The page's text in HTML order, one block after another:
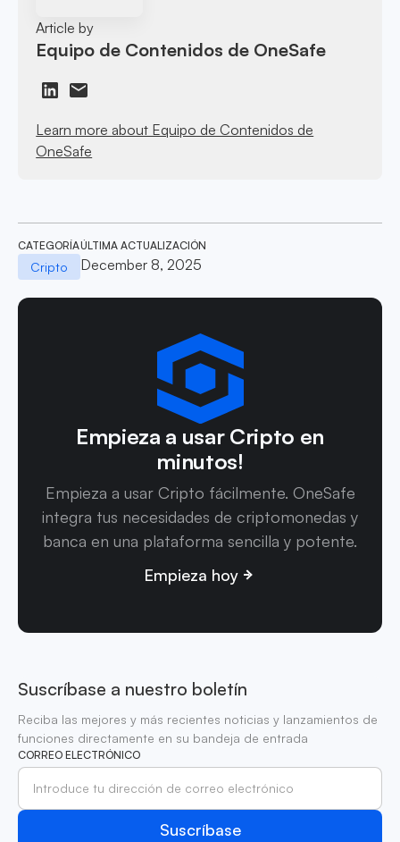
Article by
Equipo de Contenidos de OneSafe
Learn more about Equipo de Contenidos de
OneSafe
CATEGORÍA
Cripto
ÚLTIMA ACTUALIZACIÓN
December 8, 2025
Empieza a usar Cripto en
minutos!
Empieza a usar Cripto fácilmente. OneSafe
integra tus necesidades de criptomonedas y
banca en una plataforma sencilla y potente.
Empieza hoy
Suscríbase a nuestro boletín
Reciba las mejores y más recientes noticias y lanzamientos de
funciones directamente en su bandeja de entrada
CORREO ELECTRÓNICO